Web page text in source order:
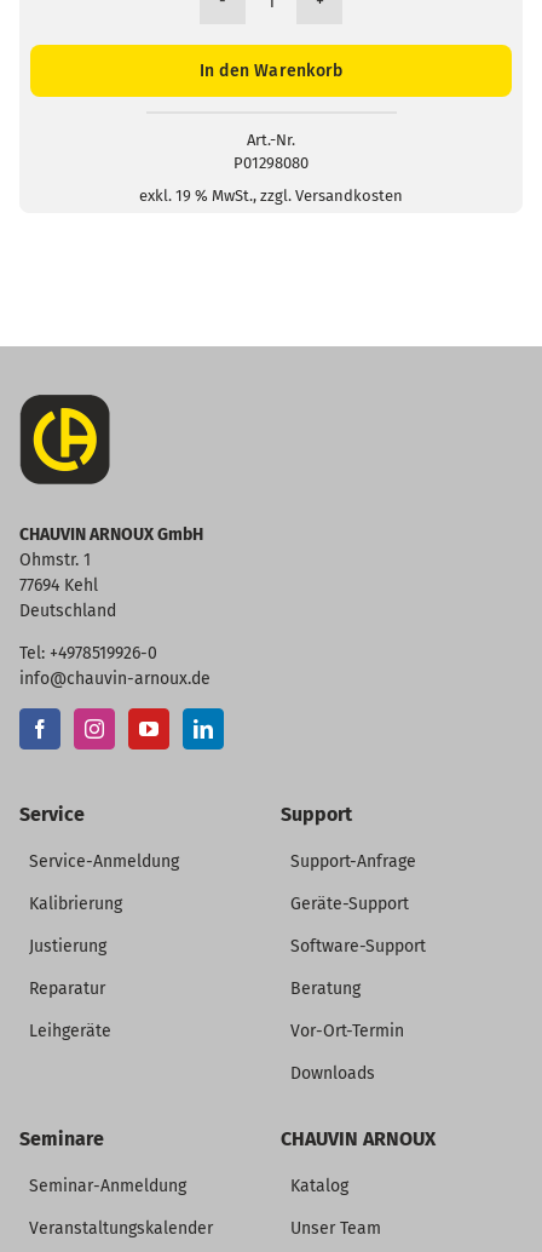
Transportkoffer
Menge
In den Warenkorb
Art.-Nr.
P01298080
exkl. 19 % MwSt., zzgl. Versandkosten
CHAUVIN ARNOUX GmbH
Ohmstr. 1
77694 Kehl
Deutschland
Tel: +4978519926-0
info@chauvin-arnoux.de
Service
Service-Anmeldung
Kalibrierung
Justierung
Reparatur
Leihgeräte
Support
Support-Anfrage
Geräte-Support
Software-Support
Beratung
Vor-Ort-Termin
Downloads
Seminare
Seminar-Anmeldung
Veranstaltungskalender
CHAUVIN ARNOUX
Katalog
Unser Team